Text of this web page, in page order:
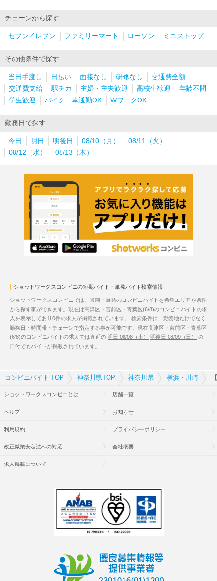
チェーンから探す
セブンイレブン ファミリーマート ローソン ミニストップ
その他条件で探す
当日手渡し 日払い 面接なし 研修なし
交通費全額
交通費支給
駅チカ 主婦・主夫歓迎 高校生歓迎
年齢不問
学生歓迎
バイク・車通勤OK WワークOK
勤務日で探す
今日 明日 明後日 08/10（月）
08/11（火）
08/12（水）
08/13（木）
ショットワークスコンビニの短期バイト・単発バイト検索情報
ショットワークスコンビニでは、短期・単発のコンビニバイトを希望エリアや条件
から探す事ができます。現在は高津区・宮前区・青葉区(6/8)のコンビニバイトの求
人を表示しており0件の求人が掲載されています。 検索条件は、勤務地だけでなく
勤務日・時間帯・チェーンで指定する事が可能です。現在高津区・宮前区・青葉区
(6/8)のコンビニバイトの求人では直近の 明日 08/08（土） 明後日 08/09（日）
の
日付でもバイトが掲載されています。
コンビニバイト TOP 神奈川県TOP 神奈川県 横浜・川崎
ショットワークスコンビニとは 店舗一覧
ヘルプ お知らせ
利用規約 プライバシーポリシー
改正職業安定法への対応 会社概要
求人掲載について